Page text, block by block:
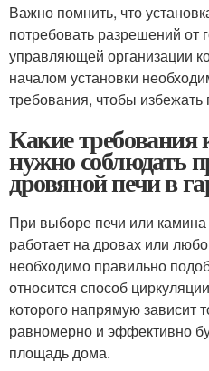
Важно помнить, что
потребовать разрешений от
управляющей организации
началом установки
требования, чтобы
Какие требования
нужно соблюдать
дровяной печи в
При выборе печи или
работает на дровах или
необходимо правильно
относится способ
которого напрямую зависит
равномерно и эффективно
площадь дома.